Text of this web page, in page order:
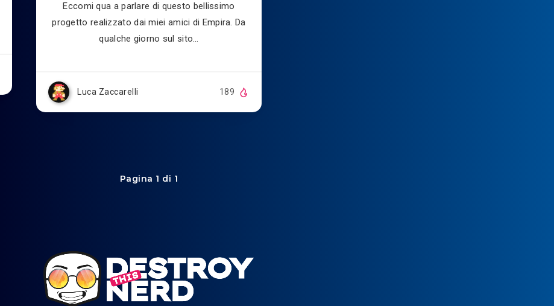
Eccomi qua a parlare di questo bellissimo
progetto realizzato dai miei amici di Empira. Da
qualche giorno sul sito…
Luca Zaccarelli 189
Pagina 1 di 1